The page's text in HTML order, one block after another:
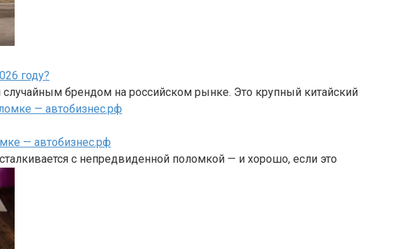
году?
брендом на российском рынке. Это крупный китайский
— автобизнес.рф
с непредвиденной поломкой — и хорошо, если это